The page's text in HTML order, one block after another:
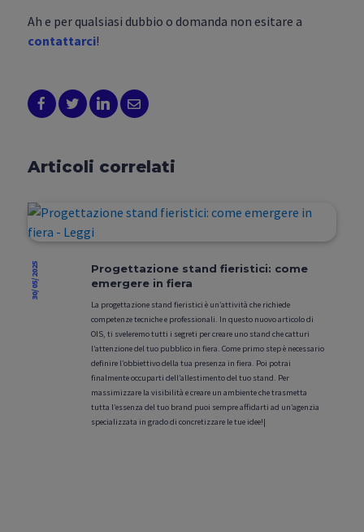
Ah e per qualsiasi dubbio o domanda non esitare a
contattarci!
Articoli correlati
30/05/2025
Progettazione stand fieristici: come
emergere in fiera
La progettazione stand fieristici è un’attività che richiede
competenze tecniche e professionali. In questo nuovo articolo di
OIS, ti sveleremo tutti i segreti per creare uno stand che catturi
l’attenzione del tuo pubblico in fiera. Come primo step è necessario
definire l’obbiettivo della tua presenza in fiera. Poi potrai
finalmente occuparti dell’allestimento del tuo stand. Per
massimizzare la visibilità e creare un ambiente che trasmetta
tutta l’essenza del tuo brand puoi sempre affidarti ad un’agenzia
specializzata in grado di concretizzare le tue idee!|